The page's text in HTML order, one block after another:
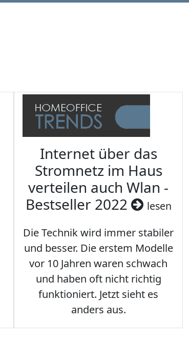
Internet über das
Stromnetz im Haus
verteilen auch Wlan -
Bestseller 2022
lesen
Die Technik wird immer stabiler
und besser. Die erstem Modelle
vor 10 Jahren waren schwach
und haben oft nicht richtig
funktioniert. Jetzt sieht es
anders aus.